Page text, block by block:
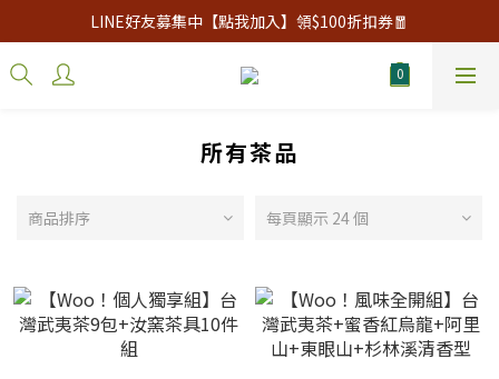
LINE好友募集中【點我加入】領$100折扣券🧧
所有茶品
商品排序 每頁顯示 24 個